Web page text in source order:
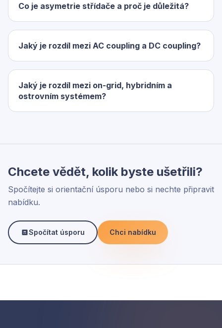
Co je asymetrie střídače a proč je důležitá?
Jaký je rozdíl mezi AC coupling a DC coupling?
Jaký je rozdíl mezi on-grid, hybridním a
ostrovním systémem?
Chcete vědět, kolik byste ušetřili?
Spočítejte si orientační úsporu nebo si nechte připravit
nabídku.
Spočítat úsporu Chci nabídku